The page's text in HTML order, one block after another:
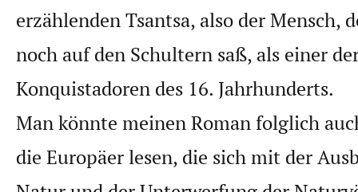
erzählenden Tsantsa, also der Mensch,
noch auf den Schultern saß, als einer
Konquistadoren des 16. Jahrhunderts.
Man könnte meinen Roman folglich
die Europäer lesen, die sich mit der